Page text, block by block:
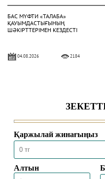
БАС МҮФТИ «ТАЛАБА»
ҚАУЫМДАСТЫҒЫНЫҢ
ШӘКІРТТЕРІМЕН КЕЗДЕСТІ
04.08.2026 2184
04.08.2026 1886
БАС МҮФТИ ТӨРАЛҚА МӘЖІЛІСІН
ӨТКІЗДІ